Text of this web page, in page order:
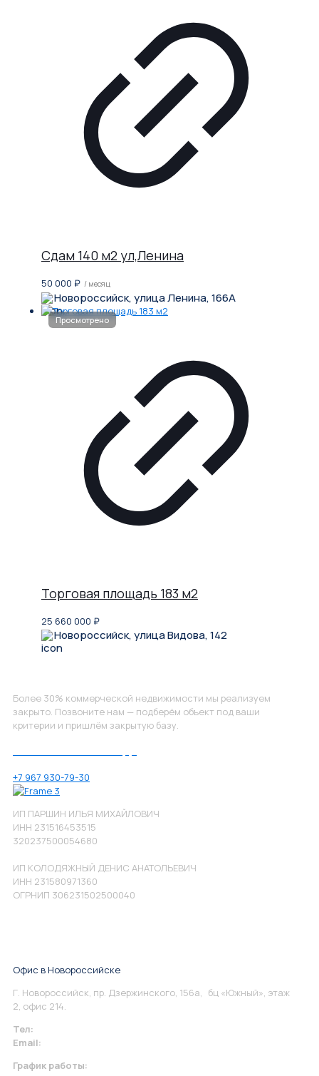
Сдам 140 м2 ул,Ленина
50 000 ₽ / месяц
Новороссийск, улица Ленина, 166А
Торговая площадь 183 м2
25 660 000 ₽
Новороссийск, улица Видова, 142
Более 30% коммерческой недвижимости мы реализуем
закрыто. Позвоните нам — подберём объект под ваши
критерии и пришлём закрытую базу.
+7 967 930-79-30
ИП ПАРШИН ИЛЬЯ МИХАЙЛОВИЧ
ИНН 231516453515
320237500054680
ИП КОЛОДЯЖНЫЙ ДЕНИС АНАТОЛЬЕВИЧ
ИНН 231580971360
ОГРНИП 306231502500040
Офис в Новороссийске
Г. Новороссийск, пр. Дзержинского, 156а, бц «Южный», этаж
2, офис 214.
Тел:
Email:
График работы: